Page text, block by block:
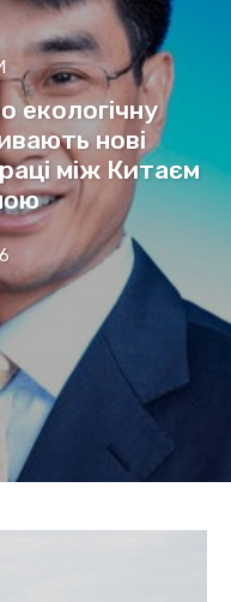
екологічну
нові
між Китаєм